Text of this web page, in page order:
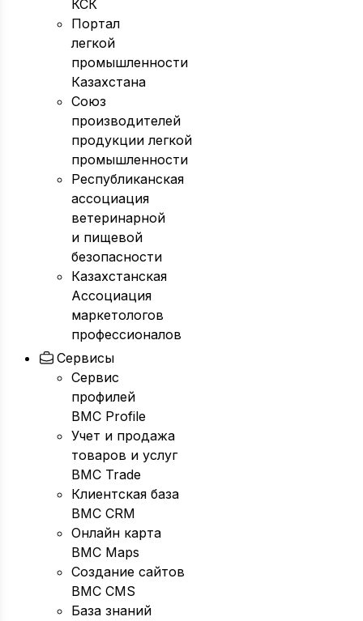
КСК
Портал
легкой
промышленности
Казахстана
Союз
производителей
продукции легкой
промышленности
Республиканская
ассоциация
ветеринарной
и пищевой
безопасности
Казахстанская
Ассоциация
маркетологов
профессионалов
Сервисы
Сервис
профилей
BMC Profile
Учет и продажа
товаров и услуг
BMC Trade
Клиентская база
BMC CRM
Онлайн карта
BMC Maps
Создание сайтов
BMC CMS
База знаний